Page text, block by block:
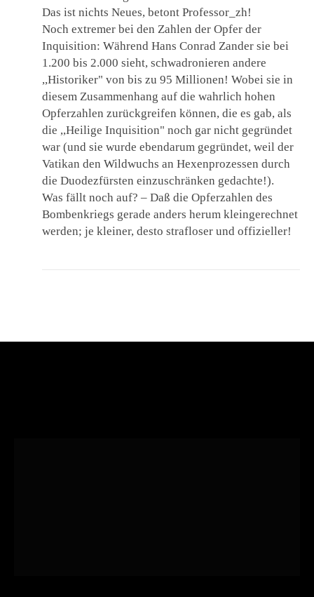
Das ist nichts Neues, betont Professor_zh!
Noch extremer bei den Zahlen der Opfer der
Inquisition: Während Hans Conrad Zander sie bei
1.200 bis 2.000 sieht, schwadronieren andere
,,Historiker" von bis zu 95 Millionen! Wobei sie in
diesem Zusammenhang auf die wahrlich hohen
Opferzahlen zurückgreifen können, die es gab, als
die ,,Heilige Inquisition" noch gar nicht gegründet
war (und sie wurde ebendarum gegründet, weil der
Vatikan den Wildwuchs an Hexenprozessen durch
die Duodezfürsten einzuschränken gedachte!).
Was fällt noch auf? – Daß die Opferzahlen des
Bombenkriegs gerade anders herum kleingerechnet
werden; je kleiner, desto strafloser und offizieller!